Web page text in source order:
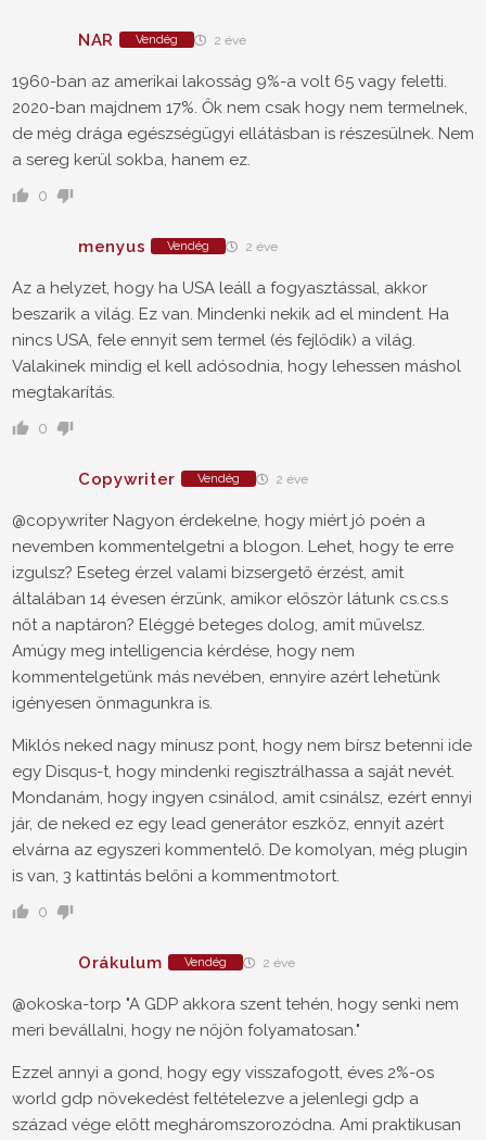
NAR Vendég 2 éve
1960-ban az amerikai lakosság 9%-a volt 65 vagy feletti.
2020-ban majdnem 17%. Ők nem csak hogy nem termelnek,
de még drága egészségügyi ellátásban is részesülnek. Nem
a sereg kerül sokba, hanem ez.
0
menyus Vendég 2 éve
Az a helyzet, hogy ha USA leáll a fogyasztással, akkor
beszarik a világ. Ez van. Mindenki nekik ad el mindent. Ha
nincs USA, fele ennyit sem termel (és fejlődik) a világ.
Valakinek mindig el kell adósodnia, hogy lehessen máshol
megtakarítás.
0
Copywriter Vendég 2 éve
@copywriter Nagyon érdekelne, hogy miért jó poén a
nevemben kommentelgetni a blogon. Lehet, hogy te erre
izgulsz? Eseteg érzel valami bizsergető érzést, amit
általában 14 évesen érzünk, amikor először látunk cs.cs.s
nőt a naptáron? Eléggé beteges dolog, amit művelsz.
Amúgy meg intelligencia kérdése, hogy nem
kommentelgetünk más nevében, ennyire azért lehetünk
igényesen önmagunkra is.
Miklós neked nagy mínusz pont, hogy nem bírsz betenni ide
egy Disqus-t, hogy mindenki regisztrálhassa a saját nevét.
Mondanám, hogy ingyen csinálod, amit csinálsz, ezért ennyi
jár, de neked ez egy lead generátor eszköz, ennyit azért
elvárna az egyszeri kommentelő. De komolyan, még plugin
is van, 3 kattintás belőni a kommentmotort.
0
Orákulum Vendég 2 éve
@okoska-torp "A GDP akkora szent tehén, hogy senki nem
meri bevállalni, hogy ne nőjön folyamatosan."
Ezzel annyi a gond, hogy egy visszafogott, éves 2%-os
world gdp növekedést feltételezve a jelenlegi gdp a
század vége előtt megháromszorozódna. Ami praktikusan